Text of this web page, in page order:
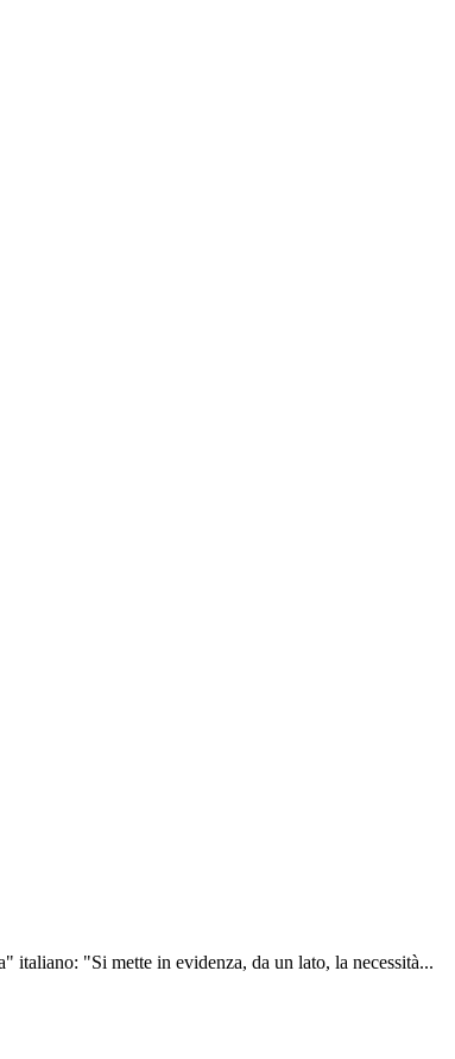
italiano: "Si mette in evidenza, da un lato, la necessità...